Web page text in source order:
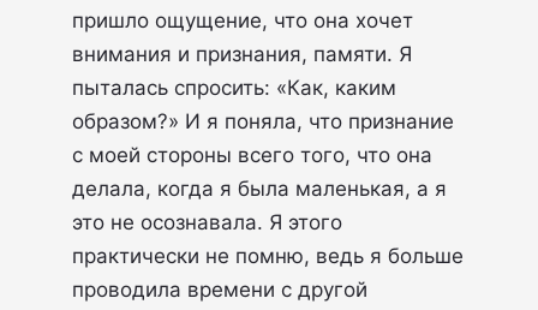
пришло ощущение, что она хочет
внимания и признания, памяти. Я
пыталась спросить: «Как, каким
образом?» И я поняла, что признание
с моей стороны всего того, что она
делала, когда я была маленькая, а я
это не осознавала. Я этого
практически не помню, ведь я больше
проводила времени с другой